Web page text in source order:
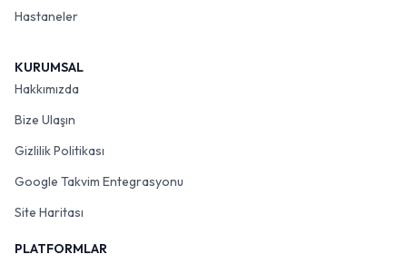
Hastaneler
KURUMSAL
Hakkımızda
Bize Ulaşın
Gizlilik Politikası
Google Takvim Entegrasyonu
Site Haritası
PLATFORMLAR